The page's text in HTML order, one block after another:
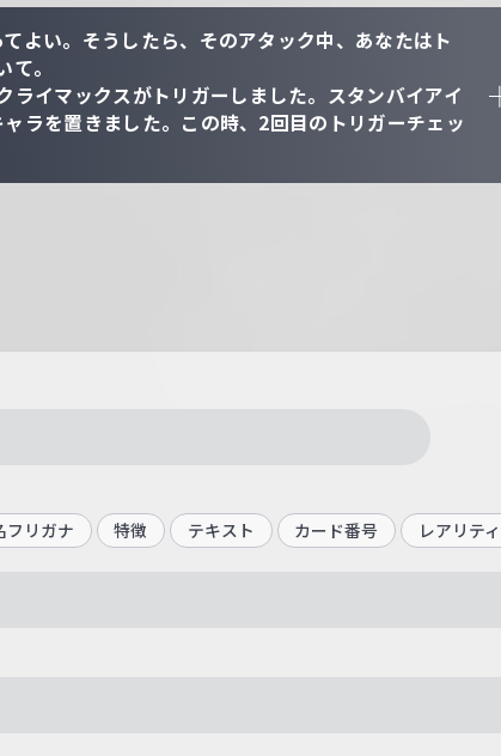
よい。そうしたら、そのアタック中、あなたはト
。
イマックスがトリガーしました。スタンバイアイ
ラを置きました。この時、2回目のトリガーチェッ
フリガナ 特徴 テキスト カード番号 レアリティ